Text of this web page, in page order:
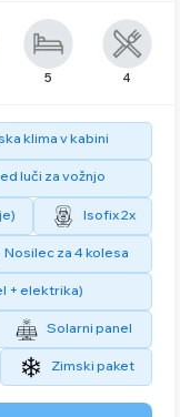
5 4
klima v kabini
luči za vožnjo
Isofix 2x
Nosilec za 4 kolesa
+ elektrika)
Solarni panel
Zimski paket